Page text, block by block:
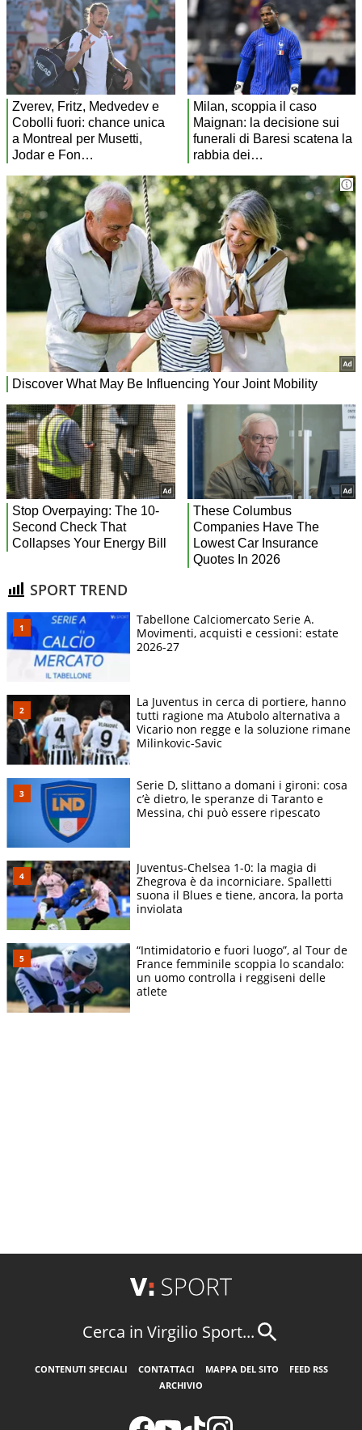
SPORT TREND
Tabellone Calciomercato Serie A.
Movimenti, acquisti e cessioni: estate
2026-27
La Juventus in cerca di portiere, hanno
tutti ragione ma Atubolo alternativa a
Vicario non regge e la soluzione rimane
Milinkovic-Savic
Serie D, slittano a domani i gironi: cosa
c’è dietro, le speranze di Taranto e
Messina, chi può essere ripescato
Juventus-Chelsea 1-0: la magia di
Zhegrova è da incorniciare. Spalletti
suona il Blues e tiene, ancora, la porta
inviolata
“Intimidatorio e fuori luogo”, al Tour de
France femminile scoppia lo scandalo:
un uomo controlla i reggiseni delle
atlete
Cerca in Virgilio Sport...
CONTENUTI SPECIALI CONTATTACI MAPPA DEL SITO
FEED RSS
ARCHIVIO